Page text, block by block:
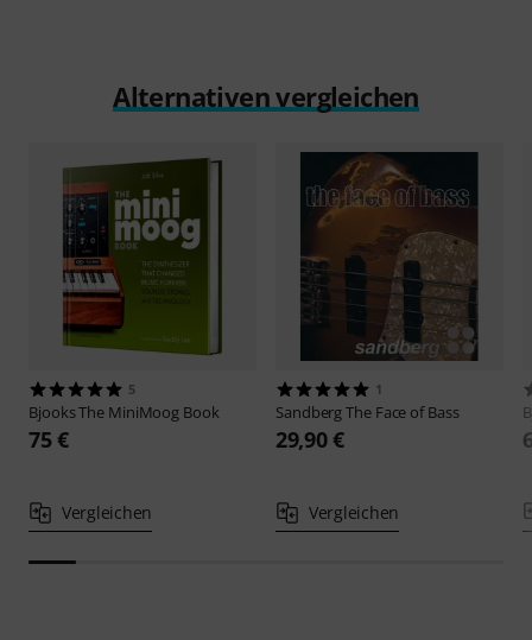
Alternativen vergleichen
5
BjooksThe MiniMoog Book
75 €
Vergleichen
1
SandbergThe Face of Bass
29,90 €
Vergleichen